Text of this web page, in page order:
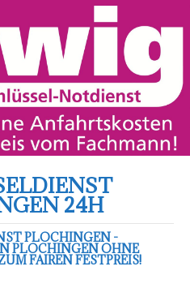
24H
PLOCHINGEN -
PLOCHINGEN OHNE
FAIREN FESTPREIS!